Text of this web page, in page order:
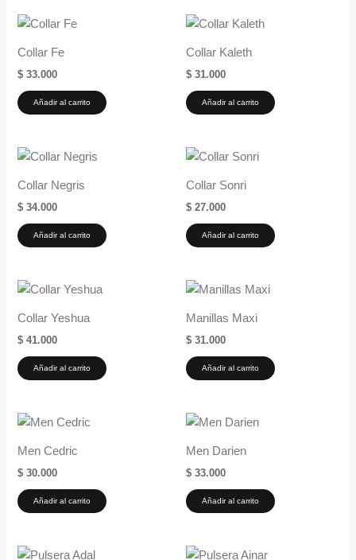
Collar Fe
$ 33.000
Añadir al carrito
Collar Kaleth
$ 31.000
Añadir al carrito
Collar Negris
$ 34.000
Añadir al carrito
Collar Sonri
$ 27.000
Añadir al carrito
Collar Yeshua
$ 41.000
Añadir al carrito
Manillas Maxi
$ 31.000
Añadir al carrito
Men Cedric
$ 30.000
Añadir al carrito
Men Darien
$ 33.000
Añadir al carrito